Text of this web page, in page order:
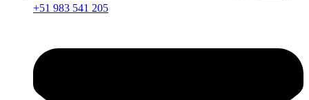
+51 983 541 205